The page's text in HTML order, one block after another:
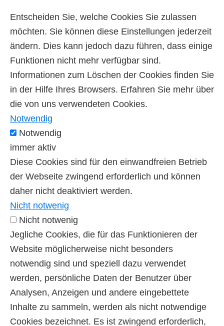
Entscheiden Sie, welche Cookies Sie zulassen
möchten. Sie können diese Einstellungen jederzeit
ändern. Dies kann jedoch dazu führen, dass einige
Funktionen nicht mehr verfügbar sind.
Informationen zum Löschen der Cookies finden Sie
in der Hilfe Ihres Browsers. Erfahren Sie mehr über
die von uns verwendeten Cookies.
Notwendig
Notwendig
immer aktiv
Diese Cookies sind für den einwandfreien Betrieb
der Webseite zwingend erforderlich und können
daher nicht deaktiviert werden.
Nicht notwenig
Nicht notwenig
Jegliche Cookies, die für das Funktionieren der
Website möglicherweise nicht besonders
notwendig sind und speziell dazu verwendet
werden, persönliche Daten der Benutzer über
Analysen, Anzeigen und andere eingebettete
Inhalte zu sammeln, werden als nicht notwendige
Cookies bezeichnet. Es ist zwingend erforderlich,